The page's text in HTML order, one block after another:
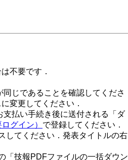
不要です．
じであることを確認してくださ
変更してください．
払い手続き後に送付される「ダ
グイン） で登録してください．
してください．発表タイトルの右
「技報PDFファイルの一括ダウン